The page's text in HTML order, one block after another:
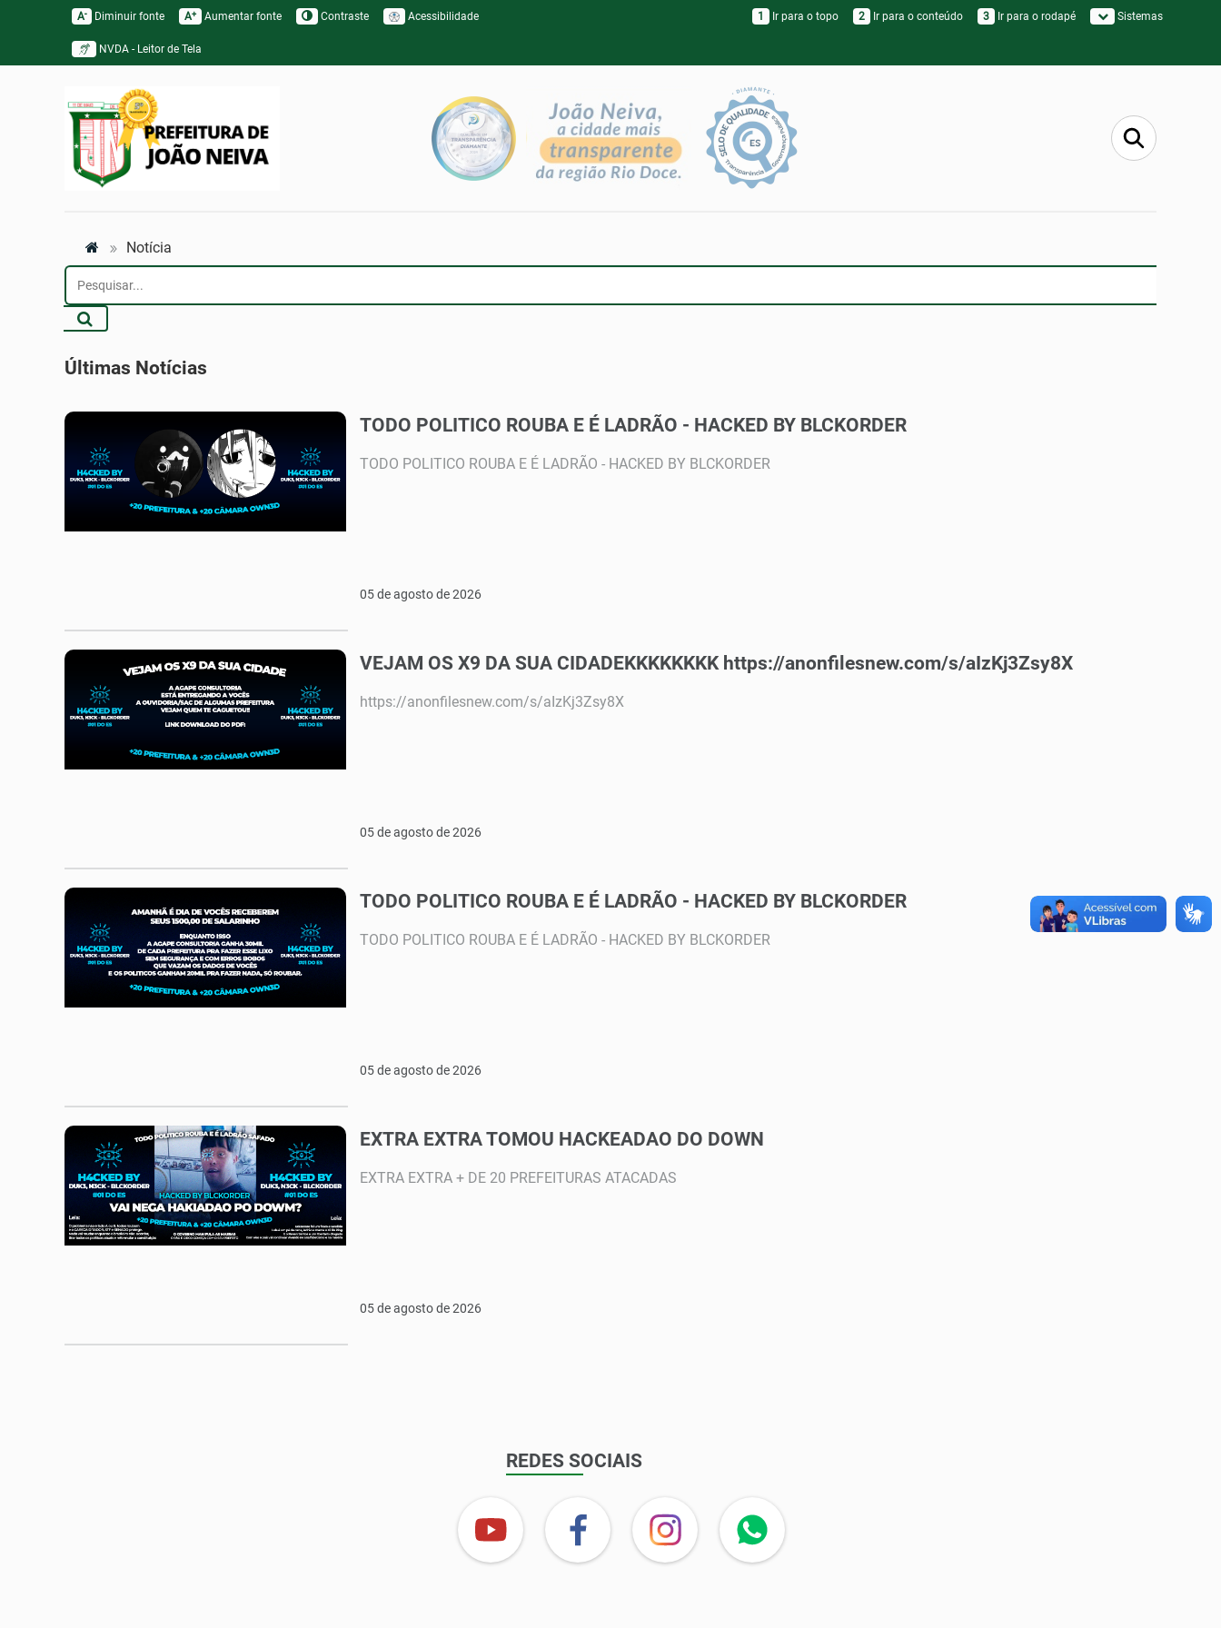
A- Diminuir fonte A+ Aumentar fonte Contraste Acessibilidade
NVDA - Leitor de Tela
1 Ir para o topo 2 Ir para o conteúdo 3 Ir para o rodapé Sistemas
Notícia
Últimas Notícias
TODO POLITICO ROUBA E É LADRÃO - HACKED BY BLCKORDER
TODO POLITICO ROUBA E É LADRÃO - HACKED BY BLCKORDER
05 de agosto de 2026
VEJAM OS X9 DA SUA CIDADEKKKKKKKK https://anonfilesnew.com/s/aIzKj3Zsy8X
https://anonfilesnew.com/s/aIzKj3Zsy8X
05 de agosto de 2026
TODO POLITICO ROUBA E É LADRÃO - HACKED BY BLCKORDER
TODO POLITICO ROUBA E É LADRÃO - HACKED BY BLCKORDER
05 de agosto de 2026
EXTRA EXTRA TOMOU HACKEADAO DO DOWN
EXTRA EXTRA + DE 20 PREFEITURAS ATACADAS
05 de agosto de 2026
REDES SOCIAIS